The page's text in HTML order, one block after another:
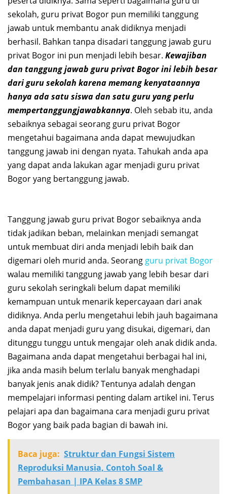
sekolah, guru privat Bogor pun memiliki tanggung
jawab untuk membantu anak didiknya menjadi
berhasil. Bahkan tanpa disadari tanggung jawab guru
privat Bogor ini pun menjadi lebih besar. Kewajiban
dan tanggung jawab guru privat Bogor ini lebih besar
dari guru sekolah karena memang kenyataannya
hanya ada satu siswa dan satu guru yang perlu
mempertanggungjawabkannya. Oleh sebab itu, anda
sebaiknya sebagai seorang guru privat Bogor
mengetahui bagaimana anda dapat mewujudkan
tanggung jawab ini dengan nyata. Tahukah anda apa
yang dapat anda lakukan agar menjadi guru privat
Bogor yang bertanggung jawab.
Tanggung jawab guru privat Bogor sebaiknya anda
tidak jadikan beban, melainkan menjadi semangat
untuk membuat diri anda menjadi lebih baik dan
digemari oleh murid anda. Seorangguru privat Bogor
walau memiliki tanggung jawab yang lebih besar dari
guru sekolah seringkali belum dapat memiliki
kemampuan untuk menarik kepercayaan dari anak
didiknya. Anda perlu mengetahui lebih jauh bagaimana
anda dapat menjadi guru yang disukai, digemari, dan
ditunggu tunggu untuk mengajar oleh anak didik anda.
Bagaimana anda dapat mengetahui berbagai hal ini,
jika anda masih belum terlalu banyak menghadapi
banyak jenis anak didik? Tentunya adalah dengan
mempelajari informasi penting dalam artikel ini. Terus
pelajari apa dan bagaimana cara menjadi guru privat
Bogor yang baik pada bagian di bawah ini.
Baca juga: Struktur dan Fungsi Sistem
Reproduksi Manusia, Contoh Soal &
Pembahasan | IPA Kelas 8 SMP